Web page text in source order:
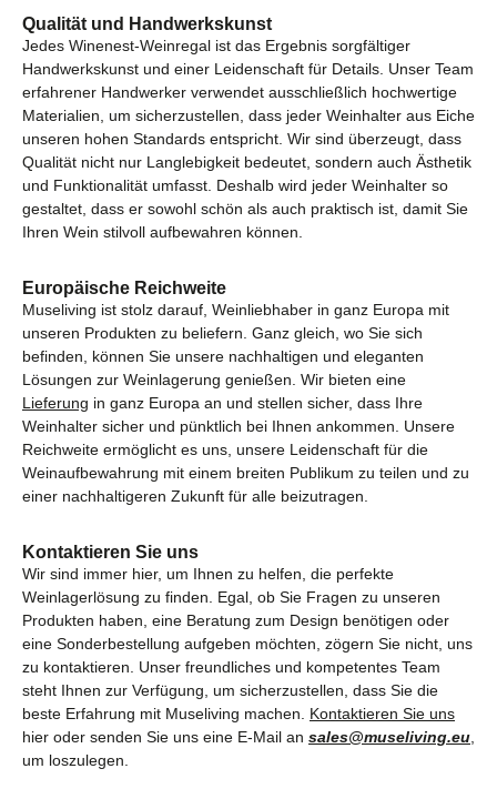
Qualität und Handwerkskunst
Jedes Winenest-Weinregal ist das Ergebnis sorgfältiger
Handwerkskunst und einer Leidenschaft für Details. Unser Team
erfahrener Handwerker verwendet ausschließlich hochwertige
Materialien, um sicherzustellen, dass jeder Weinhalter aus Eiche
unseren hohen Standards entspricht. Wir sind überzeugt, dass
Qualität nicht nur Langlebigkeit bedeutet, sondern auch Ästhetik
und Funktionalität umfasst. Deshalb wird jeder Weinhalter so
gestaltet, dass er sowohl schön als auch praktisch ist, damit Sie
Ihren Wein stilvoll aufbewahren können.
Europäische Reichweite
Museliving ist stolz darauf, Weinliebhaber in ganz Europa mit
unseren Produkten zu beliefern. Ganz gleich, wo Sie sich
befinden, können Sie unsere nachhaltigen und eleganten
Lösungen zur Weinlagerung genießen. Wir bieten eine
Lieferung in ganz Europa an und stellen sicher, dass Ihre
Weinhalter sicher und pünktlich bei Ihnen ankommen. Unsere
Reichweite ermöglicht es uns, unsere Leidenschaft für die
Weinaufbewahrung mit einem breiten Publikum zu teilen und zu
einer nachhaltigeren Zukunft für alle beizutragen.
Kontaktieren Sie uns
Wir sind immer hier, um Ihnen zu helfen, die perfekte
Weinlagerlösung zu finden. Egal, ob Sie Fragen zu unseren
Produkten haben, eine Beratung zum Design benötigen oder
eine Sonderbestellung aufgeben möchten, zögern Sie nicht, uns
zu kontaktieren. Unser freundliches und kompetentes Team
steht Ihnen zur Verfügung, um sicherzustellen, dass Sie die
beste Erfahrung mit Museliving machen. Kontaktieren Sie uns
hier oder senden Sie uns eine E-Mail an sales@museliving.eu
um loszulegen.